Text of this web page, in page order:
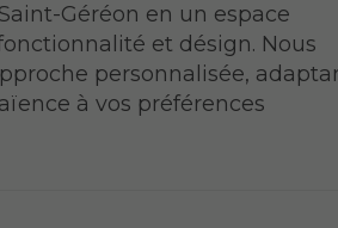
Géréon en un espace
et désign. Nous
personnalisée,
à vos préférences